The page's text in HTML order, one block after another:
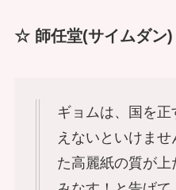
☆ 師任堂(サイムダン)
ギョムは、国を
えないといけま
た高麗紙の質が上